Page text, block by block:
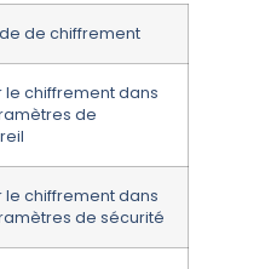
de chiffrement
le chiffrement dans
de
le chiffrement dans
de sécurité